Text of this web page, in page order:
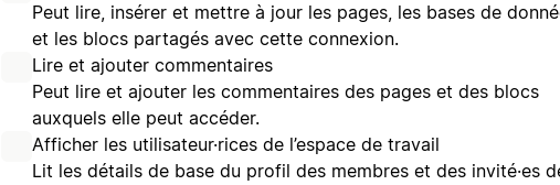
Peut lire, insérer et mettre à jour les pages, les bases de
et les blocs partagés avec cette connexion.
Lire et ajouter commentaires
Peut lire et ajouter les commentaires des pages et des blocs
auxquels elle peut accéder.
Afficher les utilisateur·rices de l’espace de travail
Lit les détails de base du profil des membres et des invité·es